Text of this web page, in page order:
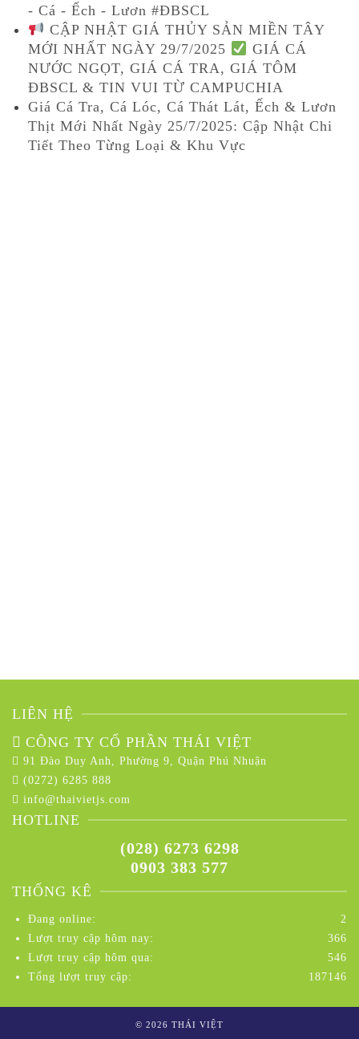
- Cá - Ếch - Lươn #ĐBSCL
CẬP NHẬT GIÁ THỦY SẢN MIỀN TÂY
MỚI NHẤT NGÀY 29/7/2025
GIÁ CÁ
NƯỚC NGỌT, GIÁ CÁ TRA, GIÁ TÔM
ĐBSCL & TIN VUI TỪ CAMPUCHIA
Giá Cá Tra, Cá Lóc, Cá Thát Lát, Ếch & Lươn
Thịt Mới Nhất Ngày 25/7/2025: Cập Nhật Chi
Tiết Theo Từng Loại & Khu Vực
LIÊN HỆ
CÔNG TY CỔ PHẦN THÁI VIỆT
91 Đào Duy Anh, Phường 9, Quận Phú Nhuận
(0272) 6285 888
info@thaivietjs.com
HOTLINE
(028) 6273 6298
0903 383 577
THỐNG KÊ
2
Đang online:
366
Lượt truy cập hôm nay:
546
Lượt truy cập hôm qua:
187146
Tổng lượt truy cập:
© 2026 THÁI VIỆT